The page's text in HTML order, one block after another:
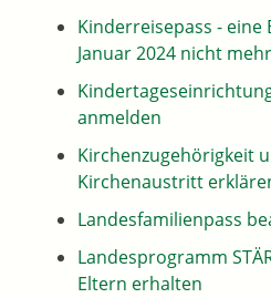
Kinderreisepass - eine
Januar 2024 nicht
anmelden
Kirchenzugehörigkeit
Kirchenaustritt
Landesfamilienpass
Landesprogramm
Eltern erhalten